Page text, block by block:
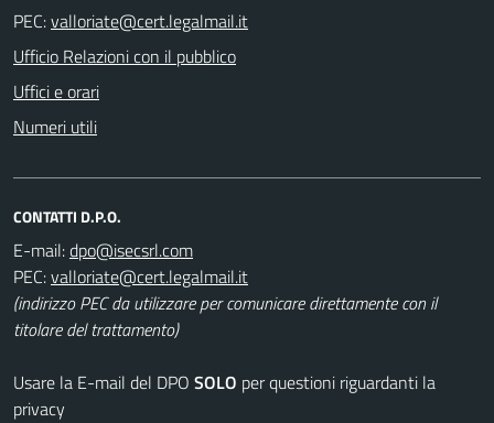
PEC:
Ufficio Relazioni con il pubblico
Uffici e orari
Numeri utili
CONTATTI D.P.O.
E-mail:
PEC:
(indirizzo PEC da utilizzare per comunicare direttamente con il
titolare del trattamento)
Usare la E-mail del DPO SOLO per questioni riguardanti la
privacy